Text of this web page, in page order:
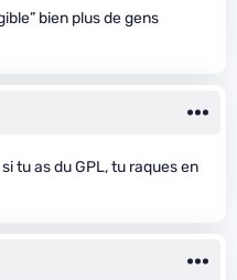
bien plus de gens
tu as du GPL, tu raques en